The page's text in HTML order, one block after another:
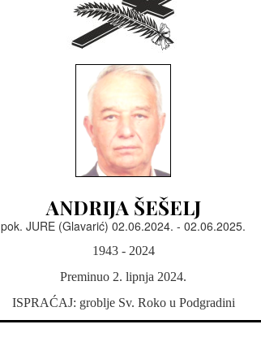
ANDRIJA ŠEŠELJ
pok. JURE (Glavarić) 02.06.2024. - 02.06.2025.
1943 - 2024
Preminuo 2. lipnja 2024.
ISPRAĆAJ: groblje Sv. Roko u Podgradini